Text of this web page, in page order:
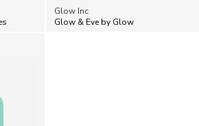
Glow Inc
Glow & Eve by Glow